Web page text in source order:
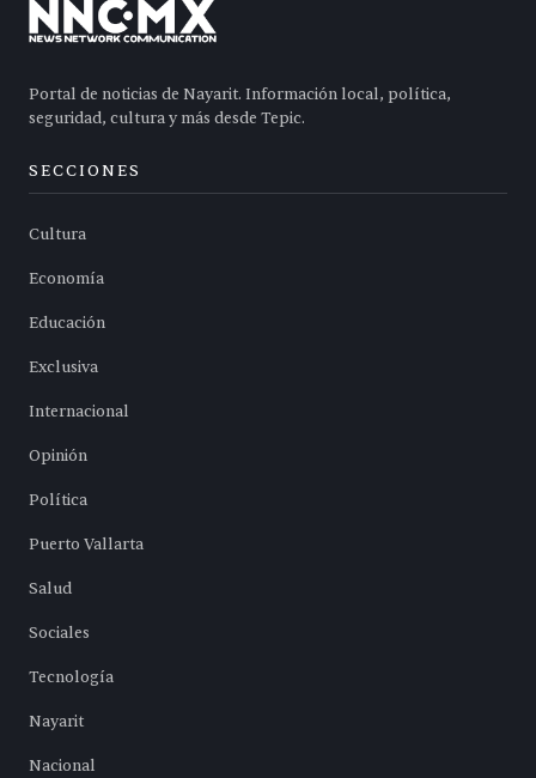
Portal de noticias de Nayarit. Información local, política,
seguridad, cultura y más desde Tepic.
SECCIONES
Cultura
Economía
Educación
Exclusiva
Internacional
Opinión
Política
Puerto Vallarta
Salud
Sociales
Tecnología
Nayarit
Nacional